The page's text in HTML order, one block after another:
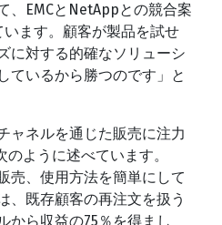
、EMCとNetAppとの競合案
ます。顧客が製品を試せ
に対する的確なソリューシ
ているから勝つのです」と
ャネルを通じた販売に注力
ように述べています。
売、使用方法を簡単にして
、既存顧客の再注文を扱う
から収益の75％を得まし